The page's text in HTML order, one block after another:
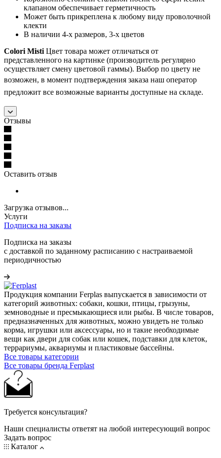
клапаном обеспечивает герметичность
Может быть прикреплена к любому виду проволочной
клекти
В наличии 4-х размеров, 3-х цветов
Colori Misti Цвет товара может отличаться от
представленного на картинке (производитель регулярно
осуществляет смену цветовой гаммы). Выбор по цвету не
возможен, в момент подтверждения заказа наш оператор
предложит все возможные варианты доступные на складе.
Отзывы
Оставить отзыв
Загрузка отзывов...
Услуги
Подписка на заказы
Подписка на заказы
с доставкой по заданному расписанию с настраиваемой
периодичностью
Продукция компании Ferplas выпускается в зависимости от
категорий животных: собаки, кошки, птицы, грызуны,
земноводные и пресмыкающиеся или рыбы. В числе товаров,
предназначенных для животных, можно увидеть не только
корма, игрушки или аксессуары, но и такие необходимые
вещи как двери для собак или кошек, подставки для клеток,
террариумы, аквариумы и пластиковые бассейны.
Все товары категории
Все товары бренда Ferplast
Требуется консультация?
Наши специалисты ответят на любой интересующий вопрос
Задать вопрос
Каталог